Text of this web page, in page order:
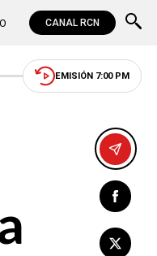
CANAL RCN
EMISIÓN 7:00 PM